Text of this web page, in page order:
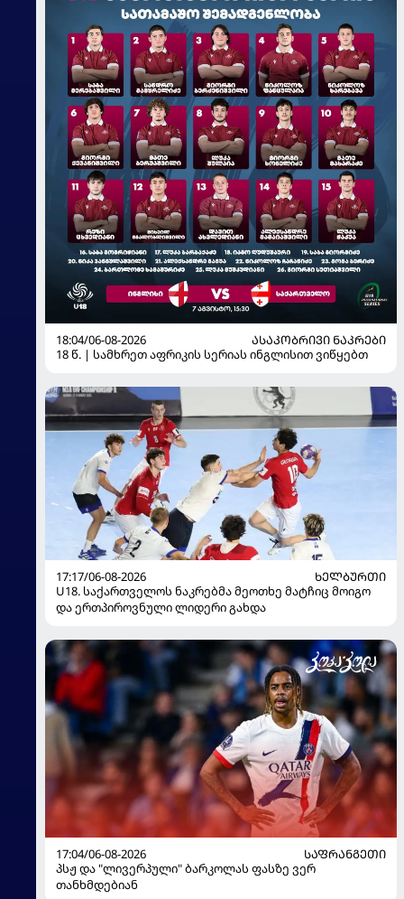
18:04/06-08-2026
ᲐᲡᲐᲙᲝᲑᲠᲘᲕᲘ ᲜᲐᲙᲠᲔᲑᲘ
18 წ. | სამხრეთ აფრიკის სერიას ინგლისით ვიწყებთ
17:17/06-08-2026
ᲮᲔᲚᲑᲣᲠᲗᲘ
U18. საქართველოს ნაკრებმა მეოთხე მატჩიც მოიგო
და ერთპიროვნული ლიდერი გახდა
17:04/06-08-2026
ᲡᲐᲤᲠᲐᲜᲒᲔᲗᲘ
პსჟ და "ლივერპული" ბარკოლას ფასზე ვერ
თანხმდებიან